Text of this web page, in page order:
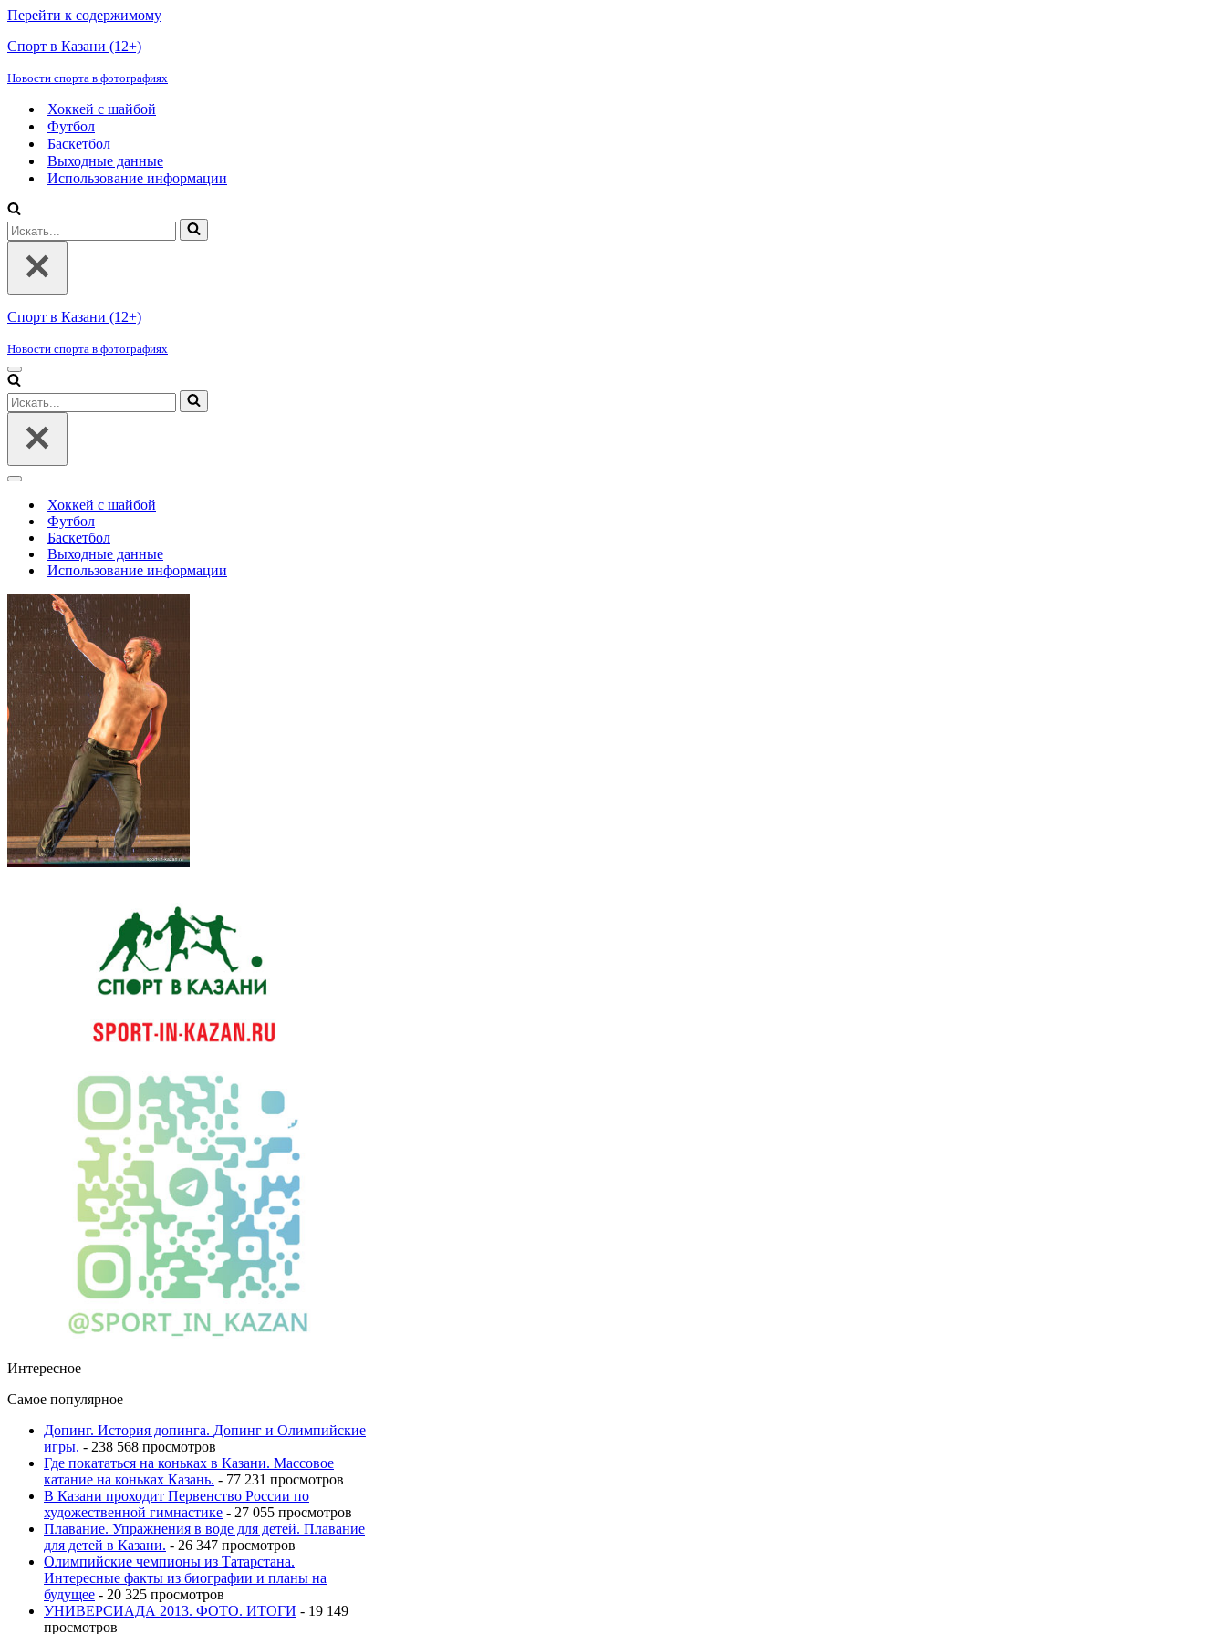
Перейти к содержимому
Спорт в Казани (12+)
Новости спорта в фотографиях
Хоккей с шайбой
Футбол
Баскетбол
Выходные данные
Использование информации
Искать...
Спорт в Казани (12+)
Новости спорта в фотографиях
Меню
навигации
Искать...
Меню
навигацииХоккей с шайбой
Футбол
Баскетбол
Выходные данные
Использование информации
Интересное
Самое популярное
Допинг. История допинга. Допинг и Олимпийские
игры. - 238 568 просмотров
Где покататься на коньках в Казани. Массовое
катание на коньках Казань. - 77 231 просмотров
В Казани проходит Первенство России по
художественной гимнастике - 27 055 просмотров
Плавание. Упражнения в воде для детей. Плавание
для детей в Казани. - 26 347 просмотров
Олимпийские чемпионы из Татарстана.
Интересные факты из биографии и планы на
будущее - 20 325 просмотров
УНИВЕРСИАДА 2013. ФОТО. ИТОГИ - 19 149
просмотров